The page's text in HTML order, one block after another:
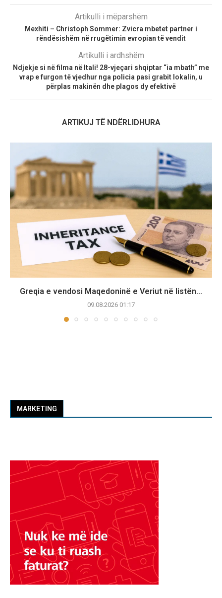
Artikulli i mëparshëm
Mexhiti – Christoph Sommer: Zvicra mbetet partner i
rëndësishëm në rrugëtimin evropian të vendit
Artikulli i ardhshëm
Ndjekje si në filma në Itali! 28-vjeçari shqiptar “ia mbath” me
vrap e furgon të vjedhur nga policia pasi grabit lokalin, u
përplas makinën dhe plagos dy efektivë
ARTIKUJ TË NDËRLIDHURA
Greqia e vendosi Maqedoninë e Veriut në listën...
09.08.2026 01:17
MARKETING